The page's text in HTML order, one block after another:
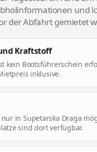
und
der Abfahrt gemietet
Kraftstoff
kein Bootsführerschein
inklusive.
in Supetarska Draga
sind dort verfügbar.